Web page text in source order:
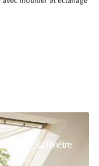
poser sa fenêtre